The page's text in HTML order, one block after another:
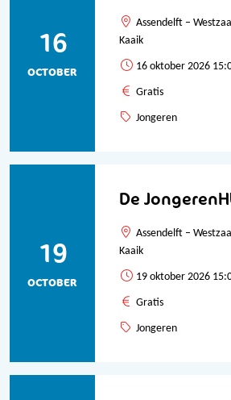
16
OCTOBER
Assendelft –
Kaaik
16 oktober 2026
Gratis
Jongeren
De
19
OCTOBER
Assendelft –
Kaaik
19 oktober 2026
Gratis
Jongeren